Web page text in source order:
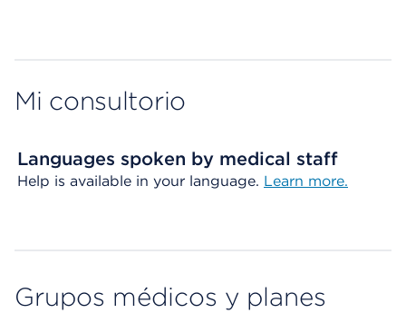
Mi consultorio
Languages spoken by medical staff
Help is available in your language. Learn more.
Grupos médicos y planes